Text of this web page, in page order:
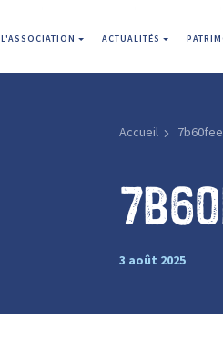
L'ASSOCIATION ACTUALITÉS
Accueil
3 août 2025